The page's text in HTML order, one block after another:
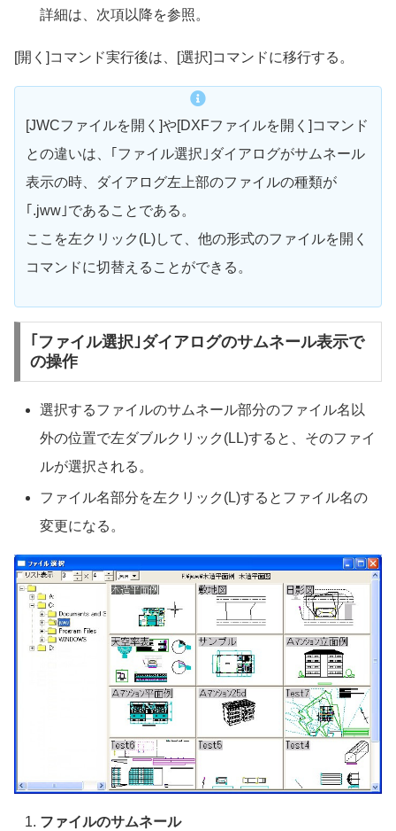
詳細は、次項以降を参照。
[開く]コマンド実行後は、[選択]コマンドに移行する。
[JWCファイルを開く]や[DXFファイルを開く]コマンド
との違いは、｢ファイル選択｣ダイアログがサムネール
表示の時、ダイアログ左上部のファイルの種類が
｢.jww｣であることである。
ここを左クリック(L)して、他の形式のファイルを開く
コマンドに切替えることができる。
｢ファイル選択｣ダイアログのサムネール表示で
の操作
選択するファイルのサムネール部分のファイル名以
外の位置で左ダブルクリック(LL)すると、そのファイ
ルが選択される。
ファイル名部分を左クリック(L)するとファイル名の
変更になる。
ファイルのサムネール